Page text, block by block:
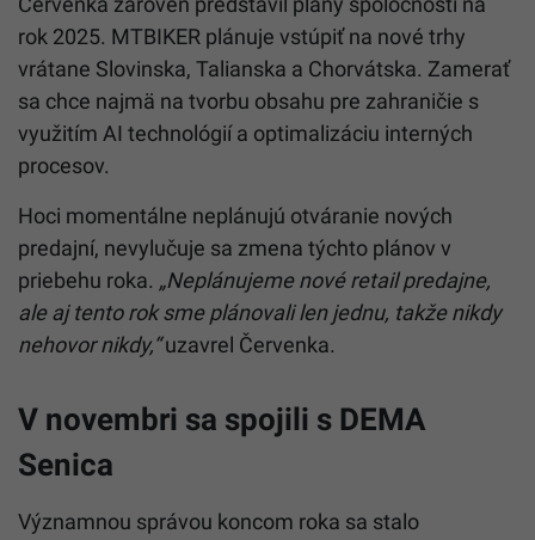
rok 2025. MTBIKER plánuje vstúpiť na nové trhy
vrátane Slovinska, Talianska a Chorvátska. Zamerať
sa chce najmä na tvorbu obsahu pre zahraničie s
využitím AI technológií a optimalizáciu interných
procesov.
Hoci momentálne neplánujú otváranie nových
predajní, nevylučuje sa zmena týchto plánov v
priebehu roka. „Neplánujeme nové retail predajne,
ale aj tento rok sme plánovali len jednu, takže nikdy
nehovor nikdy,“uzavrel Červenka.
V novembri sa spojili s DEMA
Senica
Významnou správou koncom roka sa stalo